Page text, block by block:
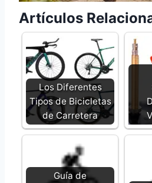
Artículos
Los Diferentes
Tipos de Bicicletas
de Carretera
Guía de